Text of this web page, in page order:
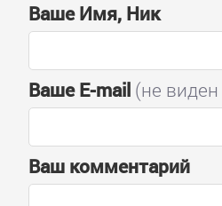
Ваше Имя, Ник
Ваше E-mail(не
Ваш комментарий